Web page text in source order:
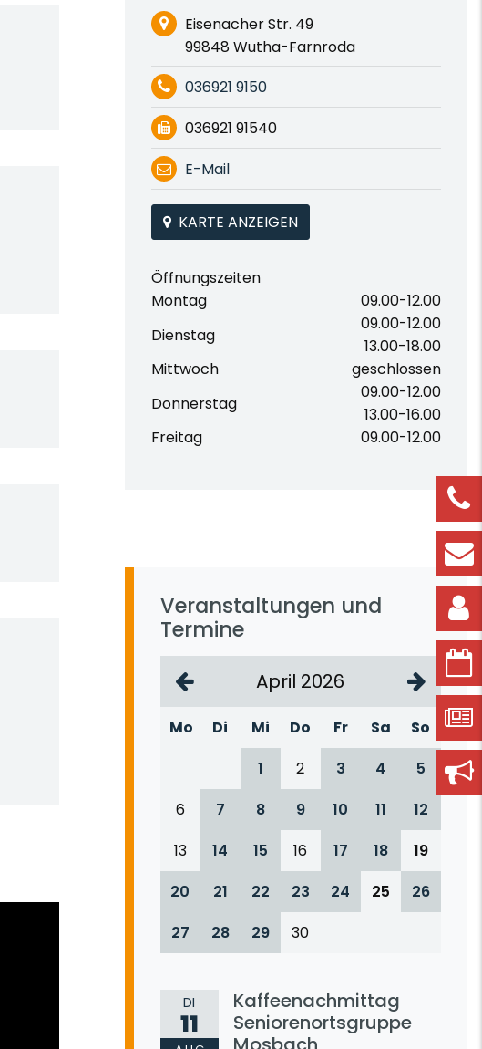
Eisenacher Str. 49
99848 Wutha-Farnroda
036921 9150
036921 91540
E-Mail
KARTE ANZEIGEN
Öffnungszeiten
Montag
09.00-12.00
Dienstag
09.00-12.00
13.00-18.00
Mittwoch
geschlossen
Donnerstag
09.00-12.00
13.00-16.00
Freitag
09.00-12.00
Veranstaltungen und
Termine
April 2026
Mo Di Mi Do Fr Sa
So
1
2 3 4
5
6
7 8 9 10 11
12
13
14 15 16 17 18
19
20
21 22 23 24 25
26
27
28 29 30
DI
11
Kaffeenachmittag
Seniorenortsgruppe